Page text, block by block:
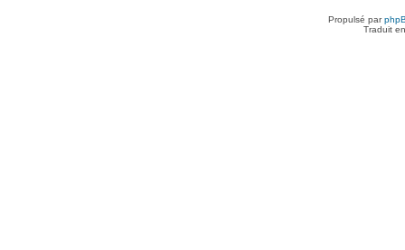
Propulsé par
Traduit